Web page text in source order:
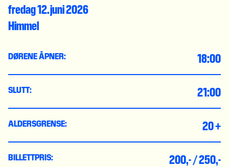
fredag 12. juni 2026
Himmel
DØRENE ÅPNER: 18:00
SLUTT: 21:00
ALDERSGRENSE: 20 +
BILLETTPRIS: 200,- / 250,-